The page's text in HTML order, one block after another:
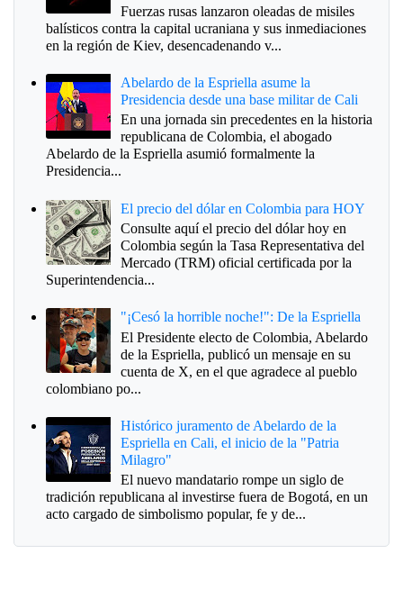
Fuerzas rusas lanzaron oleadas de misiles
balísticos contra la capital ucraniana y sus inmediaciones
en la región de Kiev, desencadenando v...
Abelardo de la Espriella asume la
Presidencia desde una base militar de Cali
En una jornada sin precedentes en la historia
republicana de Colombia, el abogado
Abelardo de la Espriella asumió formalmente la
Presidencia...
El precio del dólar en Colombia para HOY
Consulte aquí el precio del dólar hoy en
Colombia según la Tasa Representativa del
Mercado (TRM) oficial certificada por la
Superintendencia...
"¡Cesó la horrible noche!": De la Espriella
El Presidente electo de Colombia, Abelardo
de la Espriella, publicó un mensaje en su
cuenta de X, en el que agradece al pueblo
colombiano po...
Histórico juramento de Abelardo de la
Espriella en Cali, el inicio de la "Patria
Milagro"
El nuevo mandatario rompe un siglo de
tradición republicana al investirse fuera de Bogotá, en un
acto cargado de simbolismo popular, fe y de...